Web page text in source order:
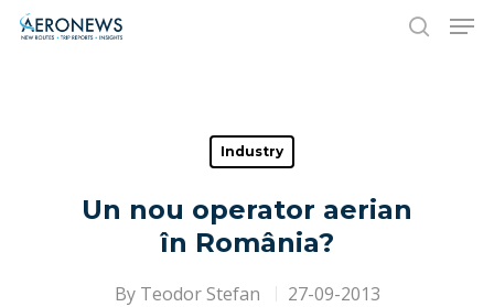
Hit enter to search or ESC to close
Industry
Un nou operator aerian
în România?
By Teodor Stefan 27-09-2013